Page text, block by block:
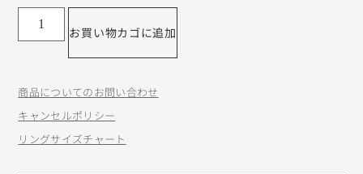
お買い物カゴに追加
商品についてのお問い合わせ
キャンセルポリシー
リングサイズチャート